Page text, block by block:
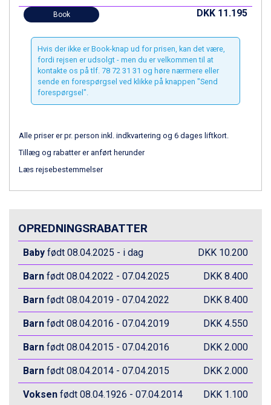
Canazei fra DKK 4.745
Livigno fra DKK 4.145
Bad Gastein fra DKK 4.195
Alleghe fra DKK 5.595
Sauze dOulx fra DKK 4.045
Arabba fra DKK 7.045
La Thuile fra DKK 4.595
Passo Tonale fra DKK 3.795
Saalbach fra DKK 5.945
Sölden fra DKK 8.445
Champoluc fra DKK 3.795
Wagrain fra DKK 4.645
Ischgl fra DKK 7.095
St. Anton fra DKK 7.245
Zell am See fra DKK 4.095
Canazei fra DKK 4.745
Livigno fra DKK 4.145
Ponte di Legno fra DKK 4.745
Bad Gastein fra DKK 4.195
Alleghe fra DKK 5.595
Sauze dOulx fra DKK 4.045
Arabba fra DKK 7.045
La Thuile fra DKK 4.595
Val Thorens fra DKK 5.395
Book DKK 11.195
Hvis der ikke er Book-knap ud for prisen, kan det være,
fordi rejsen er udsolgt - men du er velkommen til at
kontakte os på tlf. 78 72 31 31 og høre nærmere eller
sende en forespørgsel ved klikke på knappen "Send
forespørgsel".
Alle priser er pr. person inkl. indkvartering og 6 dages liftkort.
Tillæg og rabatter er anført herunder
Læs rejsebestemmelser
OPREDNINGSRABATTER
Baby født 08.04.2025 - i dag DKK 10.200
Barn født 08.04.2022 - 07.04.2025 DKK 8.400
Barn født 08.04.2019 - 07.04.2022 DKK 8.400
Barn født 08.04.2016 - 07.04.2019 DKK 4.550
Barn født 08.04.2015 - 07.04.2016 DKK 2.000
Barn født 08.04.2014 - 07.04.2015 DKK 2.000
Voksen født 08.04.1926 - 07.04.2014 DKK 1.100